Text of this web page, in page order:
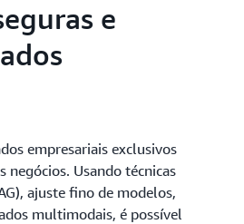
e
empresariais exclusivos
negócios. Usando técnicas
ajuste fino de modelos,
multimodais, é possível